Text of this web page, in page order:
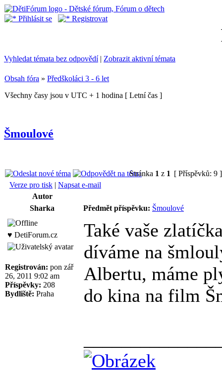
Přihlásit se Registrovat
Vyhledat témata bez odpovědí| Zobrazit aktivní témata
Obsah fóra » Předškoláci 3 - 6 let
Všechny časy jsou v UTC + 1 hodina [ Letní čas ]
Šmoulové
Stránka 1 z 1 [ Příspěvků: 9
Verze pro tisk | Napsat e-mail
Autor
Sharka
Předmět příspěvku: Šmoulové
♥ DetiForum.cz
Registrován: pon zář
26, 2011 9:02 am
Příspěvky: 208
Bydliště: Praha
Také vaše
díváme na
Albertu, máme
do kina na film